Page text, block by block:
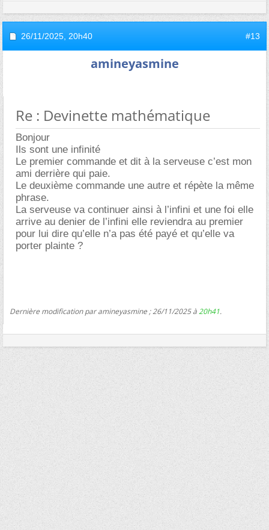
26/11/2025, 20h40 #13
amineyasmine
Re : Devinette mathématique
Bonjour
Ils sont une infinité
Le premier commande et dit à la serveuse c’est mon
ami derrière qui paie.
Le deuxième commande une autre et répète la même
phrase.
La serveuse va continuer ainsi à l’infini et une foi elle
arrive au denier de l’infini elle reviendra au premier
pour lui dire qu’elle n’a pas été payé et qu’elle va
porter plainte ?
Dernière modification par amineyasmine ; 26/11/2025 à20h41.